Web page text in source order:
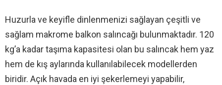
Huzurla ve keyifle dinlenmenizi sağlayan çeşitli ve
sağlam makrome balkon salıncağı bulunmaktadır. 120
kg’a kadar taşıma kapasitesi olan bu salıncak hem yaz
hem de kış aylarında kullanılabilecek modellerden
biridir. Açık havada en iyi şekerlemeyi yapabilir,